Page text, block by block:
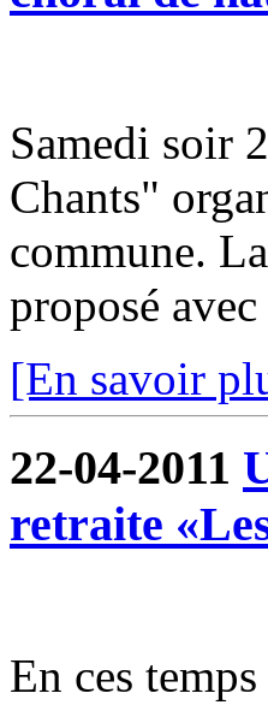
Samedi soir
Chants"
commune.
proposé
[En savoir
22-04-2011
retraite
En ces